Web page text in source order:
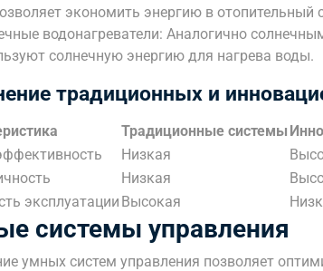
экономить энергию в отопительный
водонагреватели: Аналогично
солнечную энергию для нагрева воды.
традиционных и
Традиционные системы
Низкая
Низкая
эксплуатации Высокая
системы управления
умных систем управления позволяет